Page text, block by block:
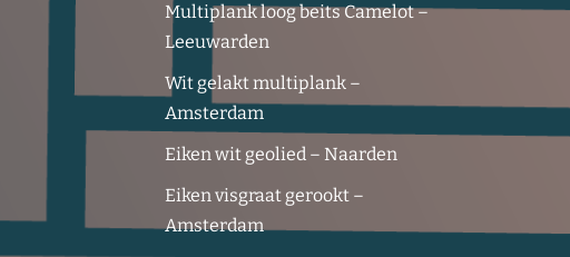
Multiplank loog beits Camelot –
Leeuwarden
Wit gelakt multiplank –
Amsterdam
Eiken wit geolied – Naarden
Eiken visgraat gerookt –
Amsterdam